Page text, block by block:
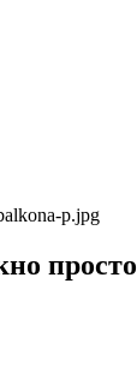
просто